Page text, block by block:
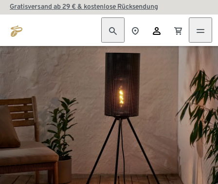
Gratisversand ab 29 € & kostenlose Rücksendung